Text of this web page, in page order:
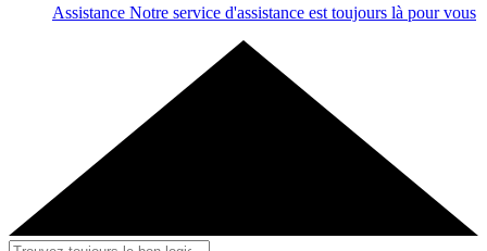
Assistance Notre service d'assistance est toujours là pour vous